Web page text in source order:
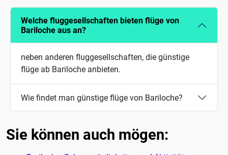
Welche fluggesellschaften bieten flüge von
Bariloche aus an?
neben anderen fluggesellschaften, die günstige
flüge ab Bariloche anbieten.
Wie findet man günstige flüge von Bariloche?
Sie können auch mögen: